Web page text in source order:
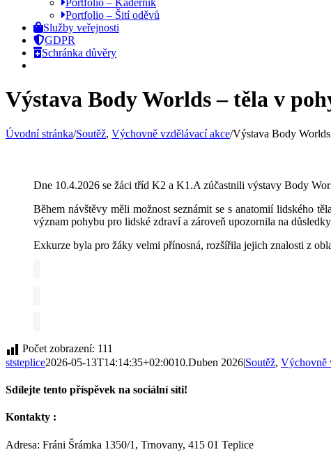
Portfolio – Kadeřník
Portfolio – Šití oděvů
Služby veřejnosti
GDPR
Schránka důvěry
Výstava Body Worlds – těla v
Úvodní stránka/Soutěž, Výchovně vzdělávací akce/Výstava Body
Dne 10.4.2026 se žáci tříd K2 a K1.A zúčastnili výstavy Body
Během návštěvy měli možnost seznámit se s anatomií lidského
význam pohybu pro lidské zdraví a zároveň upozornila na
Exkurze byla pro žáky velmi přínosná, rozšířila jejich znalosti z
Počet zobrazení: 111
ststeplice2026-05-13T14:14:35+02:0010.Duben 2026|Soutěž, Výchovně
Sdílejte tento příspěvek na sociální síti!
Facebook
Twitter
Reddit
LinkedIn
Tumblr
Pinterest
Vk
E-
Kontakty :
Adresa: Fráni Šrámka 1350/1, Trnovany, 415 01 Teplice